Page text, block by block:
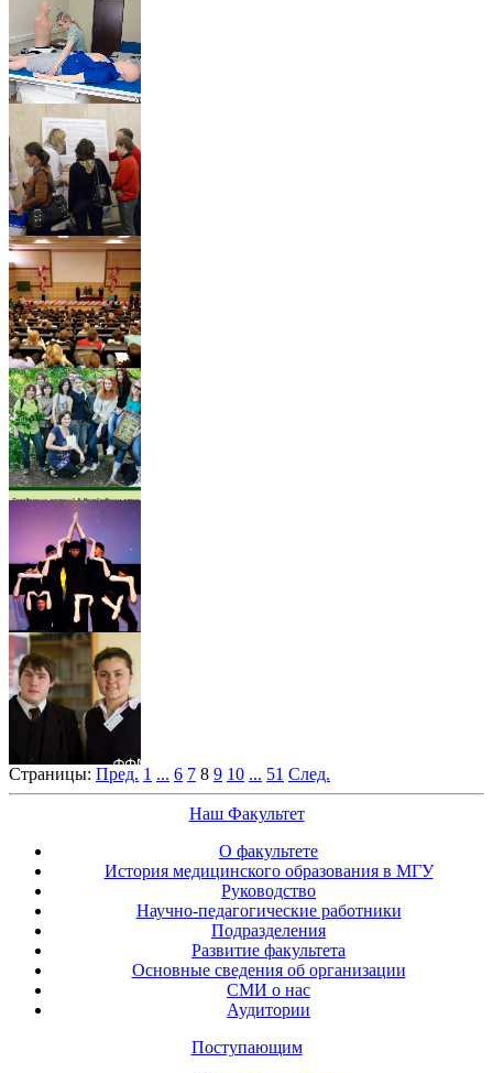
Страницы: Пред. 1 ... 6 7 8 9 10 ... 51 След.
Наш Факультет
О факультете
История медицинского образования в МГУ
Руководство
Научно-педагогические работники
Подразделения
Развитие факультета
Основные сведения об организации
СМИ о нас
Аудитории
Поступающим